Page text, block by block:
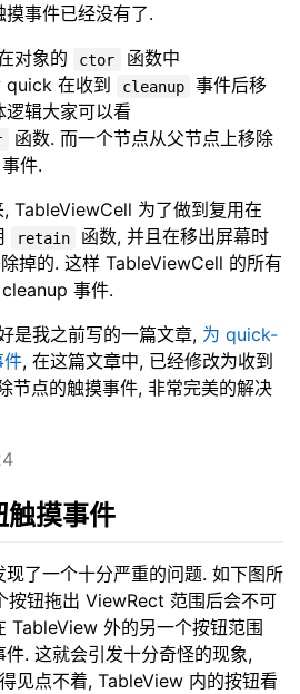
事件已经没有了.
对象的
ctor 函数中
quick 在收到 cleanup
事件后移
逻辑大家可以看
函数. 而一个节点从父节点上移除
件.
TableViewCell 为了做到复用在
retain
函数, 并且在移出屏幕时
掉的. 这样 TableViewCell 的所有
事件.
是我之前写的一篇文章, 为 quick-
, 在这篇文章中, 已经修改为收到
节点的触摸事件, 非常完美的解决
触摸事件
了一个十分严重的问题. 如下图所
按钮拖出 ViewRect 范围后会不可
TableView 外的另一个按钮范围
. 这就会引发十分奇怪的现象,
见点不着, TableView 内的按钮看